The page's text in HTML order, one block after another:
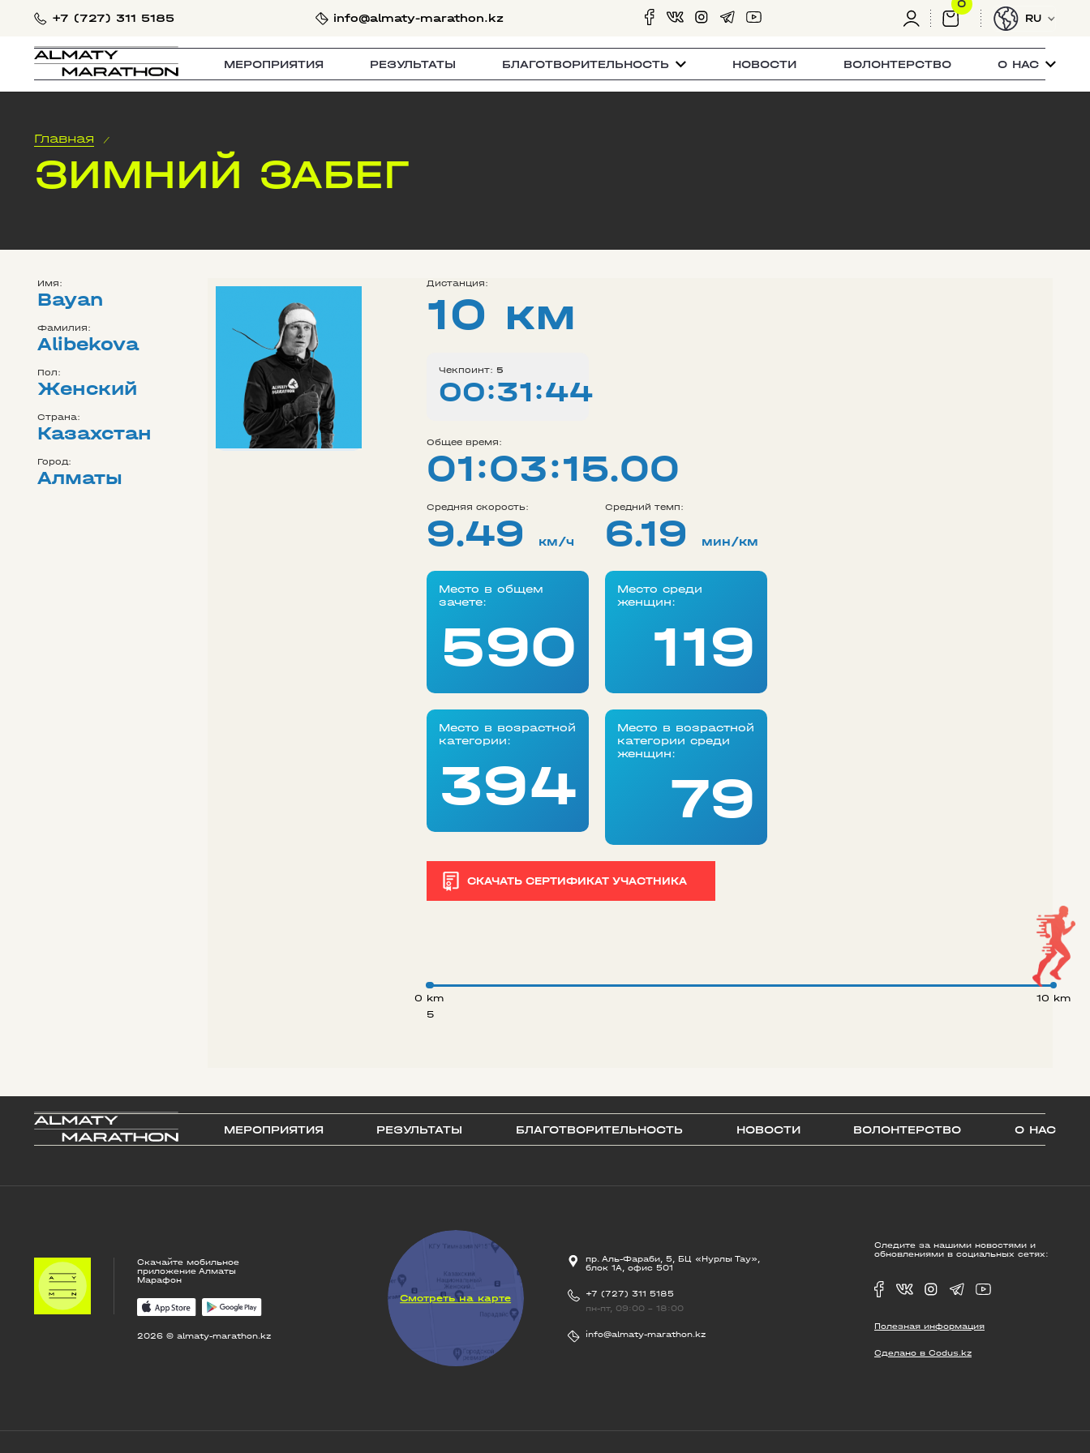
+7 (727) 311 5185 info@almaty-marathon.kz
0
RU
МЕРОПРИЯТИЯ РЕЗУЛЬТАТЫ БЛАГОТВОРИТЕЛЬНОСТЬ НОВОСТИ ВОЛОНТЕРСТВО О НАС
Главная /
ЗИМНИЙ ЗАБЕГ
Имя:
Bayan
Фамилия:
Alibekova
Пол:
Женский
Страна:
Казахстан
Город:
Алматы
Дистанция:
10 км
Чекпоинт: 5
00:31:44
Общее время:
01:03:15.00
Средняя скорость:
9.49 км/ч
Средний темп:
6.19 мин/км
Место в общем
зачете:
590
Место среди
женщин:
119
Место в возрастной
категории:
394
Место в возрастной
категории среди
женщин:
79
СКАЧАТЬ СЕРТИФИКАТ УЧАСТНИКА
5
0 km 10 km
МЕРОПРИЯТИЯ РЕЗУЛЬТАТЫ БЛАГОТВОРИТЕЛЬНОСТЬ НОВОСТИ ВОЛОНТЕРСТВО О НАС
Скачайте мобильное
приложение Алматы
Марафон
2026 © almaty-marathon.kz
Смотреть на карте
пр. Аль-Фараби, 5, БЦ «Нурлы Тау»,
блок 1А, офис 501
+7 (727) 311 5185
пн-пт, 09:00 - 18:00
info@almaty-marathon.kz
Следите за нашими новостями и
обновлениями в социальных сетях:
Полезная информация
Сделано в Codus.kz